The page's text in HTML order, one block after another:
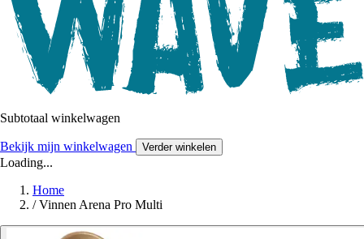
Subtotaal winkelwagen
Bekijk mijn winkelwagen Verder winkelen
Loading...
Home
/ Vinnen Arena Pro Multi